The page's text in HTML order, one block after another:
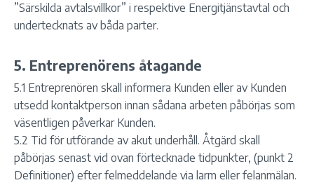
”Särskilda avtalsvillkor” i respektive Energitjänstavtal och
undertecknats av båda parter.
5. Entreprenörens åtagande
5.1 Entreprenören skall informera Kunden eller av Kunden
utsedd kontaktperson innan sådana arbeten påbörjas som
väsentligen påverkar Kunden.
5.2 Tid för utförande av akut underhåll. Åtgärd skall
påbörjas senast vid ovan förtecknade tidpunkter, (punkt 2
Definitioner) efter felmeddelande via larm eller felanmälan.